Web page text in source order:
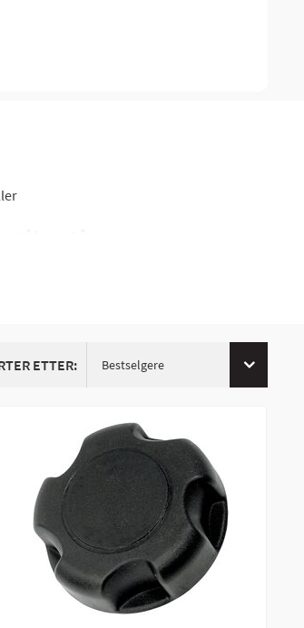
kjøretøyet
til tanklokk
ETTER: Bestselgere